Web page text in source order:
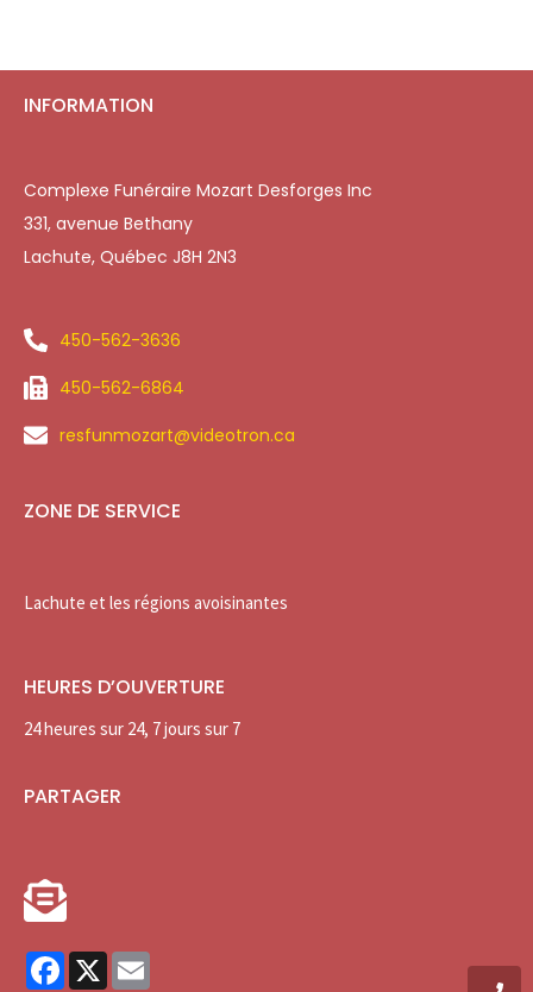
INFORMATION
Complexe Funéraire Mozart Desforges Inc
331, avenue Bethany
Lachute, Québec J8H 2N3
450-562-3636
450-562-6864
resfunmozart@videotron.ca
ZONE DE SERVICE
Lachute et les régions avoisinantes
HEURES D’OUVERTURE
24 heures sur 24, 7 jours sur 7
PARTAGER
Facebook
X